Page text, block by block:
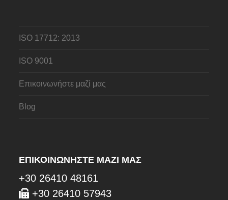
ISO 17712: 2013
ISO 9001
Επικοινωνήστε μαζί μας
Blog
ΕΠΙΚΟΙΝΩΝΉΣΤΕ ΜΑΖΊ ΜΑΣ
+30 26410 48161
+30 26410 57943